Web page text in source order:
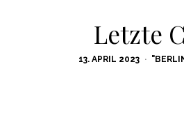
Letzte
POSTED
13. APRIL 2023